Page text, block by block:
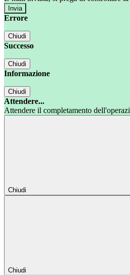
Errore
Chiudi
Successo
Chiudi
Informazione
Chiudi
Attendere...
Attendere il completamento
Chiudi
Chiudi